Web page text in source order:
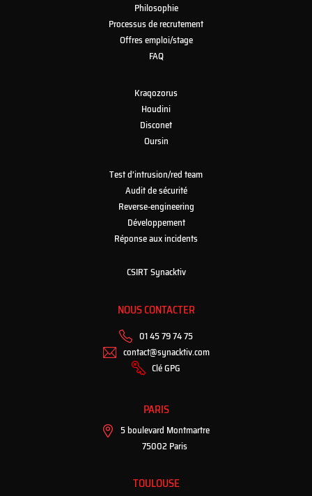
Philosophie
Processus de recrutement
Offres emploi/stage
FAQ
Kraqozorus
Houdini
Disconet
Oursin
Test d’intrusion/red team
Audit de sécurité
Reverse-engineering
Développement
Réponse aux incidents
CSIRT Synacktiv
NOUS CONTACTER
01 45 79 74 75
contact@synacktiv.com
Clé GPG
PARIS
5 boulevard Montmartre
75002 Paris
TOULOUSE